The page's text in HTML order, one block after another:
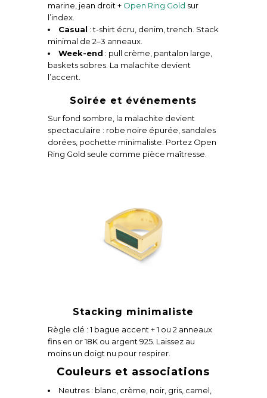
marine, jean droit + Open Ring Gold sur
l’index.
Casual : t-shirt écru, denim, trench. Stack
minimal de 2–3 anneaux.
Week-end : pull crème, pantalon large,
baskets sobres. La malachite devient
l’accent.
Soirée et événements
Sur fond sombre, la malachite devient
spectaculaire : robe noire épurée, sandales
dorées, pochette minimaliste. Portez Open
Ring Gold seule comme pièce maîtresse.
Stacking minimaliste
Règle clé : 1 bague accent + 1 ou 2 anneaux
fins en or 18K ou argent 925. Laissez au
moins un doigt nu pour respirer.
Couleurs et associations
Neutres : blanc, crème, noir, gris, camel,